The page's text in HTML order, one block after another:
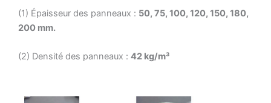
(1) Épaisseur des panneaux : 50, 75, 100, 120, 150, 180,
200 mm.
(2) Densité des panneaux : 42 kg/m³